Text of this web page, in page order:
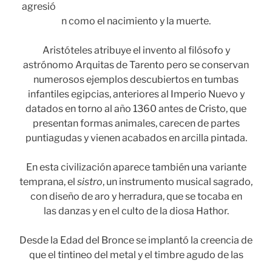
agresió
n como el nacimiento y la muerte.
Aristóteles atribuye el invento al filósofo y
astrónomo Arquitas de Tarento pero se conservan
numerosos ejemplos descubiertos en tumbas
infantiles egipcias, anteriores al Imperio Nuevo y
datados en torno al año 1360 antes de Cristo, que
presentan formas animales, carecen de partes
puntiagudas y vienen acabados en arcilla pintada.
En esta civilización aparece también una variante
temprana, el sistro, un instrumento musical sagrado,
con diseño de aro y herradura, que se tocaba en
las danzas y en el culto de la diosa Hathor.
Desde la Edad del Bronce se implantó la creencia de
que el tintineo del metal y el timbre agudo de las